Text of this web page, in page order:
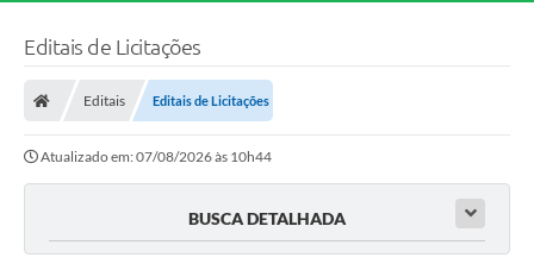
Editais
Editais de Licitações
Editais Editais de Licitações
Atualizado em: 07/08/2026 às 10h44
BUSCA DETALHADA